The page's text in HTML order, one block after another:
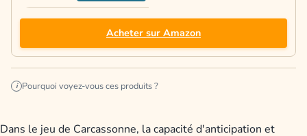
Acheter sur Amazon
i Pourquoi voyez-vous ces produits ?
Dans le jeu de Carcassonne, la capacité d'anticipation et